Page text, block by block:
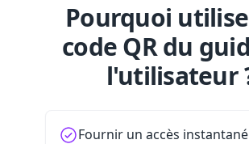
Pourquoi
code QR du
l'utilisateur
Fournir un accès